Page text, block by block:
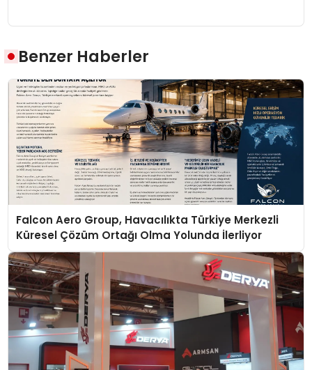
Benzer Haberler
Falcon Aero Group, Havacılıkta Türkiye Merkezli
Küresel Çözüm Ortağı Olma Yolunda İlerliyor